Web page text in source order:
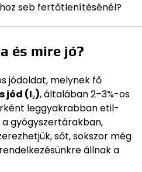
seb fertőtlenítésénél?
és mire jó?
jódoldat, melynek fő
jód (I₂), általában 2–3%-os
leggyakrabban etil-
gyógyszertárakban,
sőt, sokszor még
állnak a